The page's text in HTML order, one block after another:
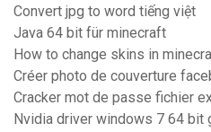
Convert jpg to word tiếng việt
Java 64 bit für minecraft
How to change skins in
Créer photo de couverture
Cracker mot de passe fichier
Nvidia driver windows 7 64 bit